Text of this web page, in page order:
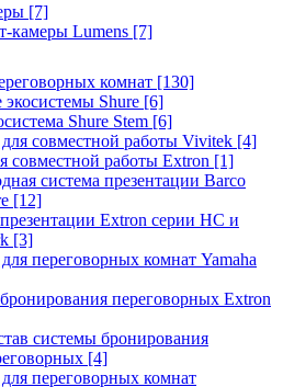
[7]
камеры Lumens [7]
комнат [130]
экосистемы Shure [6]
Shure Stem [6]
совместной работы Vivitek [4]
совместной работы Extron [1]
система презентации Barco
[12]
Extron серии HC и
[3]
переговорных комнат Yamaha
переговорных Extron
системы бронирования
[4]
переговорных комнат